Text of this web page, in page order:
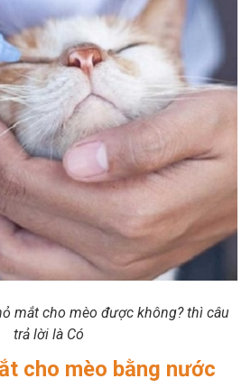
ĐÀI TƯ VẤN
0929894774
mắt cho mèo được không? thì câu
trả lời là Có
cho mèo bằng nước